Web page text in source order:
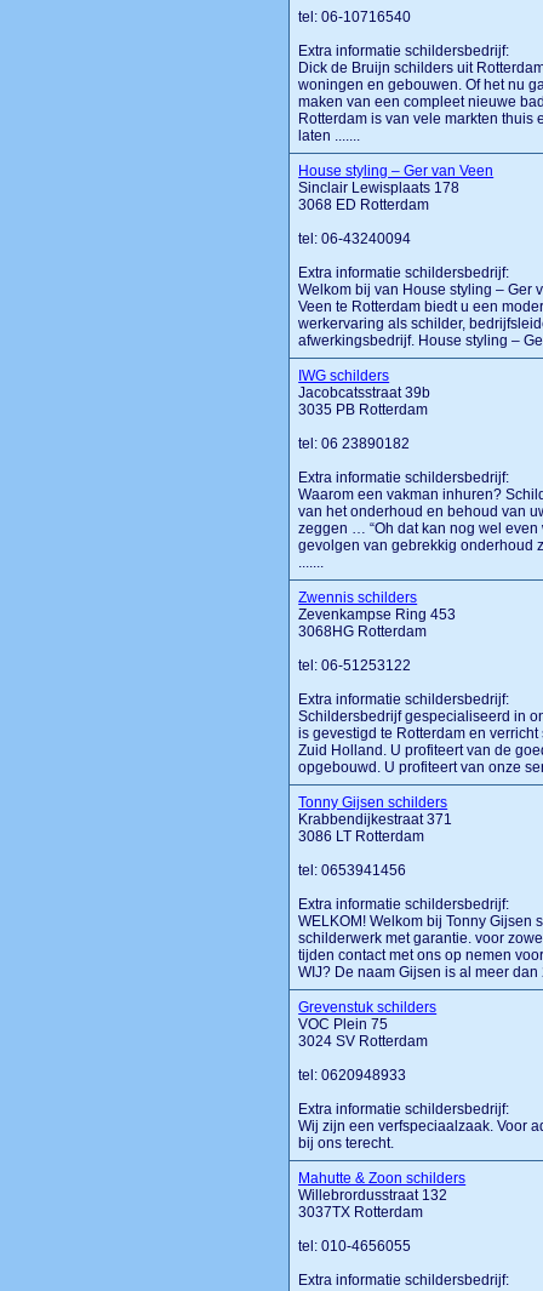
tel: 06-10716540
Extra informatie schildersbedrijf:
Dick de Bruijn schilders uit
woningen en gebouwen. Of het nu
maken van een compleet nieuwe
Rotterdam is van vele markten
laten .......
House styling – Ger van Veen
Sinclair Lewisplaats 178
3068 ED Rotterdam
tel: 06-43240094
Extra informatie schildersbedrijf:
Welkom bij van House styling – Ger
Veen te Rotterdam biedt u een
werkervaring als schilder,
afwerkingsbedrijf. House styling –
IWG schilders
Jacobcatsstraat 39b
3035 PB Rotterdam
tel: 06 23890182
Extra informatie schildersbedrijf:
Waarom een vakman inhuren?
van het onderhoud en behoud van
zeggen … “Oh dat kan nog wel even
gevolgen van gebrekkig onderhoud
.......
Zwennis schilders
Zevenkampse Ring 453
3068HG Rotterdam
tel: 06-51253122
Extra informatie schildersbedrijf:
Schildersbedrijf gespecialiseerd in
is gevestigd te Rotterdam en
Zuid Holland. U profiteert van de
opgebouwd. U profiteert van onze
Tonny Gijsen schilders
Krabbendijkestraat 371
3086 LT Rotterdam
tel: 0653941456
Extra informatie schildersbedrijf:
WELKOM! Welkom bij Tonny Gijsen
schilderwerk met garantie. voor
tijden contact met ons op nemen
WIJ? De naam Gijsen is al meer
Grevenstuk schilders
VOC Plein 75
3024 SV Rotterdam
tel: 0620948933
Extra informatie schildersbedrijf:
Wij zijn een verfspeciaalzaak. Voor
bij ons terecht.
Mahutte & Zoon schilders
Willebrordusstraat 132
3037TX Rotterdam
tel: 010-4656055
Extra informatie schildersbedrijf: